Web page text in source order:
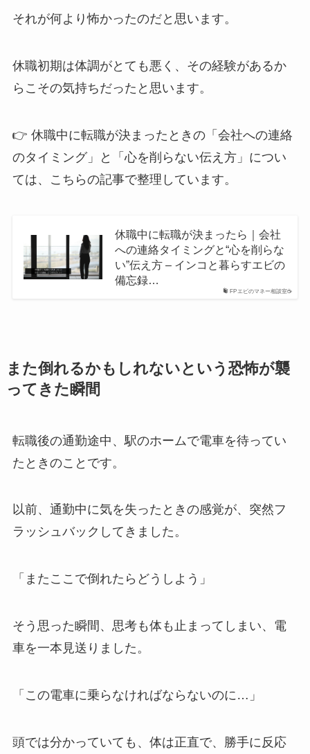
それが何より怖かったのだと思います。
休職初期は体調がとても悪く、その経験があるか
らこその気持ちだったと思います。
👉 休職中に転職が決まったときの「会社への連絡
のタイミング」と「心を削らない伝え方」につい
ては、こちらの記事で整理しています。
FPエビのマネー相談室☕️
休職中に転職が決まったら｜会社
への連絡タイミングと“心を削らな
い”伝え方 – インコと暮らすエビの
備忘録…
また倒れるかもしれないという恐怖が襲
ってきた瞬間
転職後の通勤途中、駅のホームで電車を待ってい
たときのことです。
以前、通勤中に気を失ったときの感覚が、突然フ
ラッシュバックしてきました。
「またここで倒れたらどうしよう」
そう思った瞬間、思考も体も止まってしまい、電
車を一本見送りました。
「この電車に乗らなければならないのに…」
頭では分かっていても、体は正直で、勝手に反応